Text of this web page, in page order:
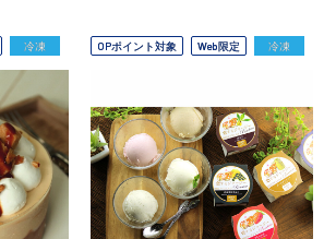
冷凍 OPポイント対象 Web限定 冷凍